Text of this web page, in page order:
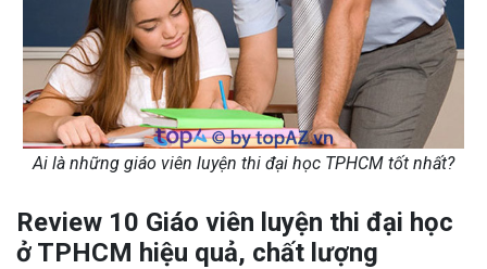
Ai là những giáo viên luyện thi đại học TPHCM tốt nhất?
Review 10 Giáo viên luyện thi đại học
ở TPHCM hiệu quả, chất lượng